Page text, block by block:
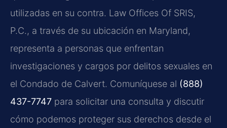
utilizadas en su contra. Law Offices Of SRIS,
P.C., a través de su ubicación en Maryland,
representa a personas que enfrentan
investigaciones y cargos por delitos sexuales en
el Condado de Calvert. Comuníquese al (888)
437-7747 para solicitar una consulta y discutir
cómo podemos proteger sus derechos desde el